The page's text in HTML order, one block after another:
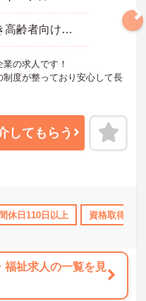
･育休･介護休暇取得実績あり
サービス付き高齢者向け住宅（サ高住）
の求人です！
度が整っており安心して長
してもらう
休日110日以上 資格取得サポ
福祉求人の一覧を見